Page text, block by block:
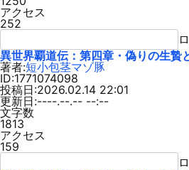
アクセス
252
異世界覇道伝：第四章・偽りの生贄
著者:短小包茎マゾ豚
ID:1771074098
投稿日:2026.02.14 22:01
更新日:----.--.-- --:--
文字数
1813
アクセス
159